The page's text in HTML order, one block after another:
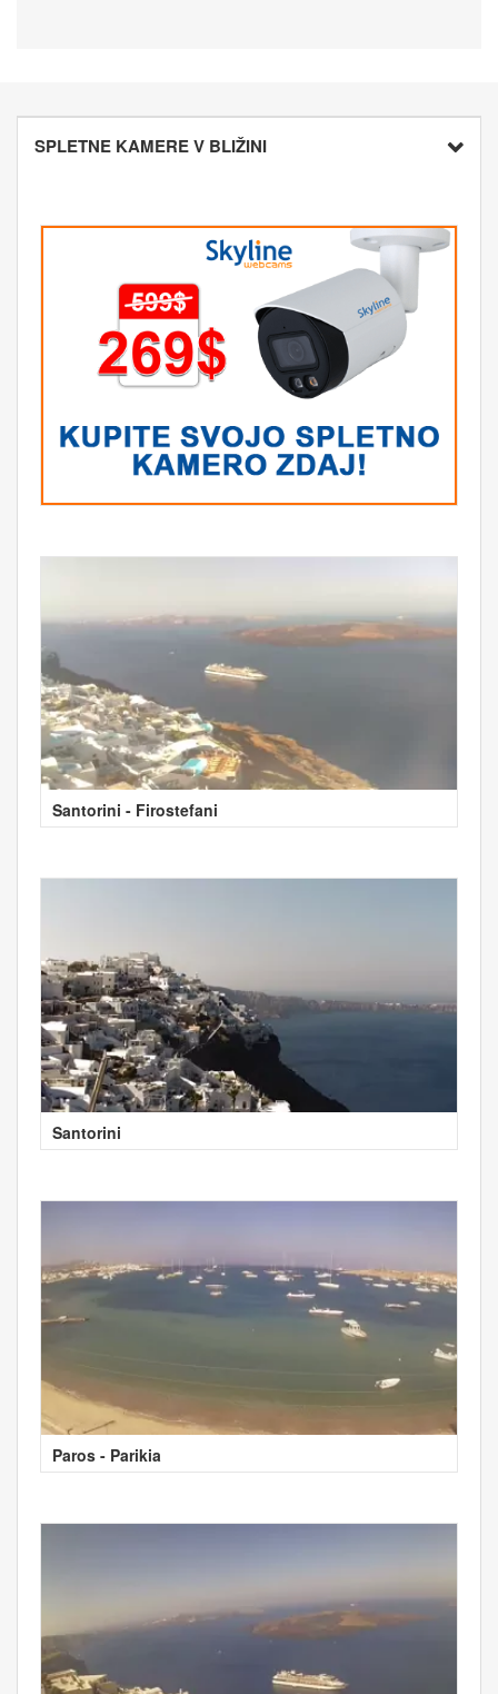
SPLETNE KAMERE V BLIŽINI
Santorini - Firostefani
Santorini
Paros - Parikia